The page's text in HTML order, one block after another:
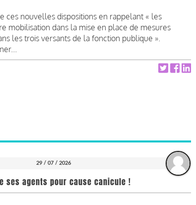
ces nouvelles dispositions en rappelant « les
mobilisation dans la mise en place de mesures
les trois versants de la fonction publique ».
29 / 07 / 2026
ses agents pour cause canicule !